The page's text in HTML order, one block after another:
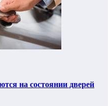
на состоянии дверей